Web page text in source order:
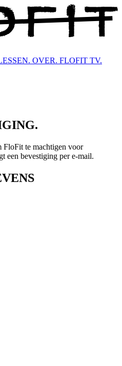
OVER. FLOFIT TV.
FloFit te machtigen voor
een bevestiging per e-mail.